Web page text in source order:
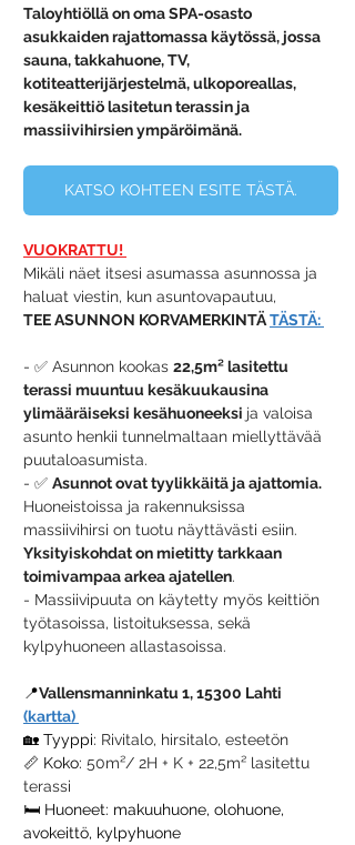
Taloyhtiöllä on oma SPA-osasto
asukkaiden rajattomassa käytössä, jossa
sauna, takkahuone, TV,
kotiteatterijärjestelmä, ulkoporeallas,
kesäkeittiö lasitetun terassin ja
massiivihirsien ympäröimänä.
KATSO KOHTEEN ESITE TÄSTÄ.
VUOKRATTU!
Mikäli näet itsesi asumassa asunnossa ja
haluat viestin, kun asuntovapautuu,
TEE ASUNNON KORVAMERKINTÄ TÄSTÄ:
- ✅ Asunnon kookas 22,5m² lasitettu
terassi muuntuu kesäkuukausina
ylimääräiseksi kesähuoneeksi ja valoisa
asunto henkii tunnelmaltaan miellyttävää
puutaloasumista.
- ✅ Asunnot ovat tyylikkäitä ja ajattomia.
Huoneistoissa ja rakennuksissa
massiivihirsi on tuotu näyttävästi esiin.
Yksityiskohdat on mietitty tarkkaan
toimivampaa arkea ajatellen.
- Massiivipuuta on käytetty myös keittiön
työtasoissa, listoituksessa, sekä
kylpyhuoneen allastasoissa.
📍Vallensmanninkatu 1, 15300 Lahti
(kartta)
🏡 Tyyppi: Rivitalo, hirsitalo, esteetön
📏 Koko: 50m²/ 2H + K + 22,5m² lasitettu
terassi
🛏️ Huoneet: makuuhuone, olohuone,
avokeittö, kylpyhuone